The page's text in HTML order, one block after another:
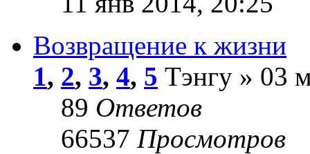
Возвращение к жизни
1, 2, 3, 4, 5 Тэнгу » 03
89 Ответов
66537 Просмотров